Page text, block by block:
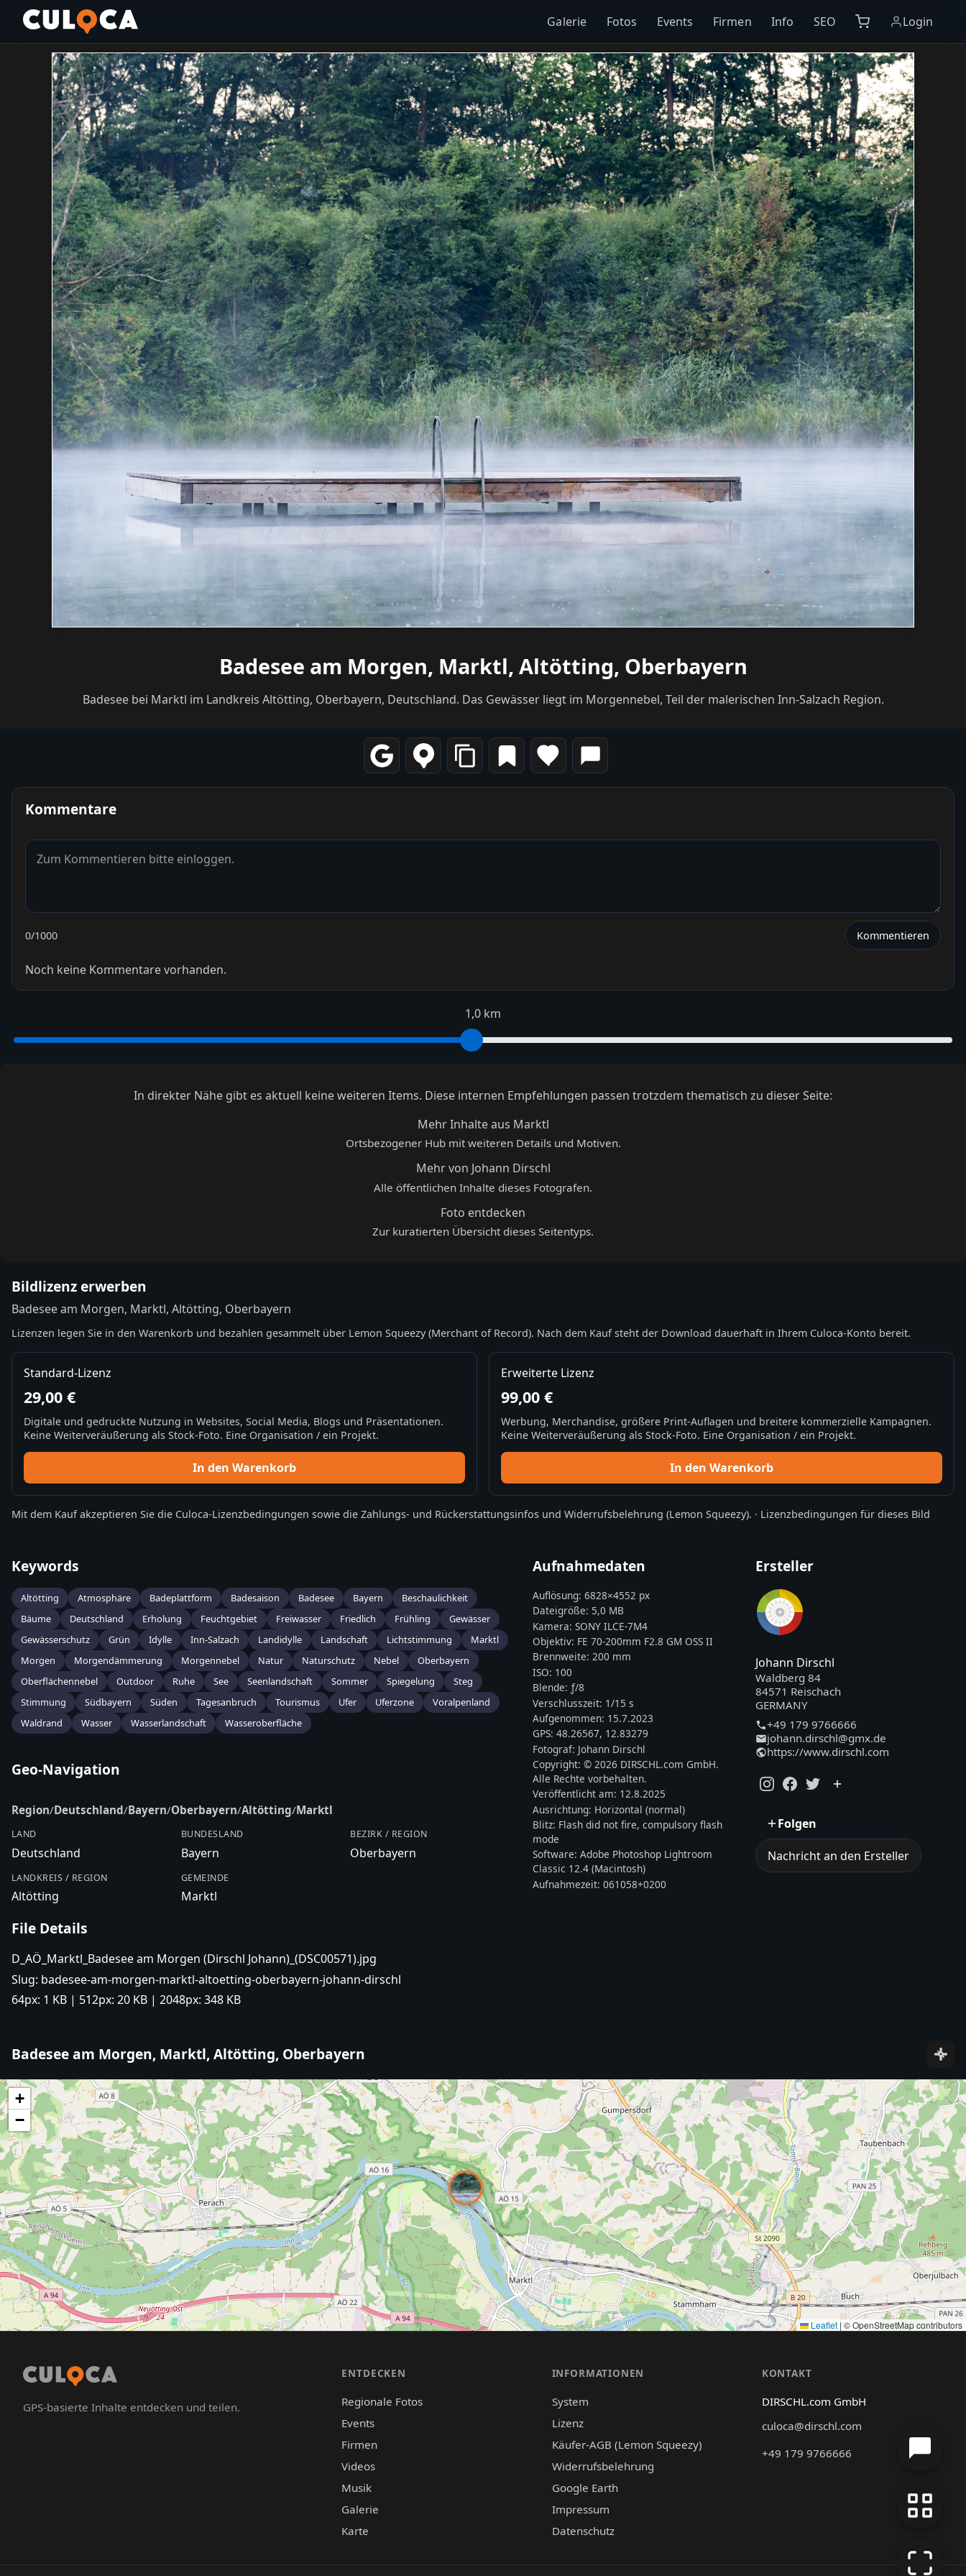
Galerie Fotos Events Firmen Info SEO Login
Badesee am Morgen, Marktl, Altötting, Oberbayern
Badesee bei Marktl im Landkreis Altötting, Oberbayern, Deutschland. Das Gewässer liegt im Morgennebel, Teil der malerischen Inn-Salzach Region.
Kommentare
0/1000 Kommentieren
Noch keine Kommentare vorhanden.
1,0 km
In direkter Nähe gibt es aktuell keine weiteren Items. Diese internen Empfehlungen passen trotzdem thematisch zu dieser Seite:
Mehr Inhalte aus Marktl
Ortsbezogener Hub mit weiteren Details und Motiven.
Mehr von Johann Dirschl
Alle öffentlichen Inhalte dieses Fotografen.
Foto entdecken
Zur kuratierten Übersicht dieses Seitentyps.
Bildlizenz erwerben
Badesee am Morgen, Marktl, Altötting, Oberbayern
Lizenzen legen Sie in den Warenkorb und bezahlen gesammelt über Lemon Squeezy (Merchant of Record). Nach dem Kauf steht der Download dauerhaft in Ihrem Culoca-Konto bereit.
Standard-Lizenz
29,00 €
Digitale und gedruckte Nutzung in Websites, Social Media, Blogs und Präsentationen.
Keine Weiterveräußerung als Stock-Foto. Eine Organisation / ein Projekt.
In den Warenkorb
Erweiterte Lizenz
99,00 €
Werbung, Merchandise, größere Print-Auflagen und breitere kommerzielle Kampagnen.
Keine Weiterveräußerung als Stock-Foto. Eine Organisation / ein Projekt.
In den Warenkorb
Mit dem Kauf akzeptieren Sie die Culoca-Lizenzbedingungen sowie die Zahlungs- und Rückerstattungsinfos und Widerrufsbelehrung (Lemon Squeezy). · Lizenzbedingungen für dieses Bild
Keywords
Altötting Atmosphäre Badeplattform Badesaison Badesee Bayern
Beschaulichkeit
Bäume
Deutschland Erholung Feuchtgebiet Freiwasser Friedlich Frühling
Gewässer
Gewässerschutz
Grün Idylle Inn-Salzach Landidylle Landschaft Lichtstimmung
Marktl
Morgen
Morgendämmerung Morgennebel Natur Naturschutz Nebel
Oberbayern
Oberflächennebel
Outdoor Ruhe See Seenlandschaft Sommer Spiegelung
Steg
Stimmung
Südbayern Süden Tagesanbruch Tourismus Ufer Uferzone
Voralpenland
Waldrand
Wasser Wasserlandschaft Wasseroberfläche
Geo-Navigation
Region/Deutschland/Bayern/Oberbayern/Altötting/Marktl
LAND
Deutschland
BUNDESLAND
Bayern
BEZIRK / REGION
Oberbayern
LANDKREIS / REGION
Altötting
GEMEINDE
Marktl
File Details
D_AÖ_Marktl_Badesee am Morgen (Dirschl Johann)_(DSC00571).jpg
Slug: badesee-am-morgen-marktl-altoetting-oberbayern-johann-dirschl
64px: 1 KB | 512px: 20 KB | 2048px: 348 KB
Aufnahmedaten
Auflösung:6828×4552 px
Dateigröße: 5,0 MB
Kamera:SONY ILCE-7M4
Objektiv: FE 70-200mm F2.8 GM OSS II
Brennweite:200 mm
ISO: 100
Blende: ƒ/8
Verschlusszeit: 1/15 s
Aufgenommen: 15.7.2023
GPS:48.26567, 12.83279
Fotograf: Johann Dirschl
Copyright:© 2026 DIRSCHL.com GmbH.
Alle Rechte vorbehalten.
Veröffentlicht am: 12.8.2025
Ausrichtung: Horizontal (normal)
Blitz: Flash did not fire, compulsory flash
mode
Software:Adobe Photoshop Lightroom
Classic 12.4 (Macintosh)
Aufnahmezeit:061058+0200
Ersteller
Johann Dirschl
Waldberg 84
84571 Reischach
GERMANY
+49 179 9766666
johann.dirschl@gmx.de
https://www.dirschl.com
Folgen
Nachricht an den Ersteller
Badesee am Morgen, Marktl, Altötting, Oberbayern
+
−
Leaflet | © OpenStreetMap contributors
GPS-basierte Inhalte entdecken und teilen.
ENTDECKEN
Regionale Fotos
Events
Firmen
Videos
Musik
Galerie
Karte
INFORMATIONEN
System
Lizenz
Käufer-AGB (Lemon Squeezy)
Widerrufsbelehrung
Google Earth
Impressum
Datenschutz
KONTAKT
DIRSCHL.com GmbH
culoca@dirschl.com
+49 179 9766666